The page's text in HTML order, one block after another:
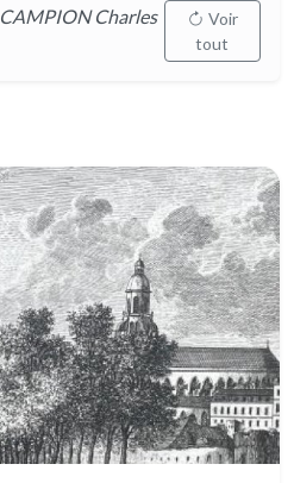
CAMPION Charles
Voir
tout